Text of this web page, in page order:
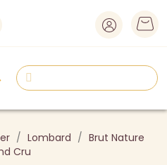
Lombard
Brut Nature
Cru